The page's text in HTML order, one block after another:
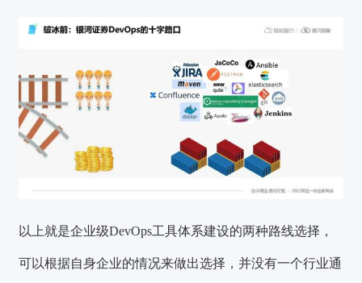
以上就是企业级DevOps工具体系建设的两种路线选择，
可以根据自身企业的情况来做出选择，并没有一个行业通